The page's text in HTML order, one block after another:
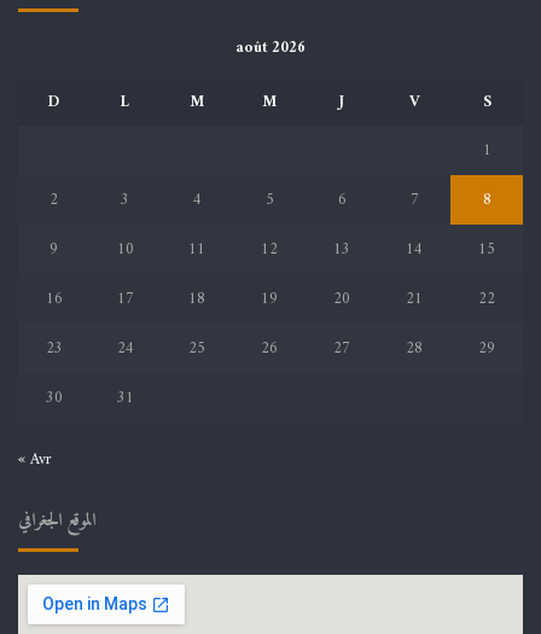
août 2026
D
L M M J V
S
1
2
3 4 5 6 7
8
9
10 11 12 13 14
15
16
17 18 19 20 21
22
23
24 25 26 27 28
29
30
31
« Avr
الموقع الجغرافي